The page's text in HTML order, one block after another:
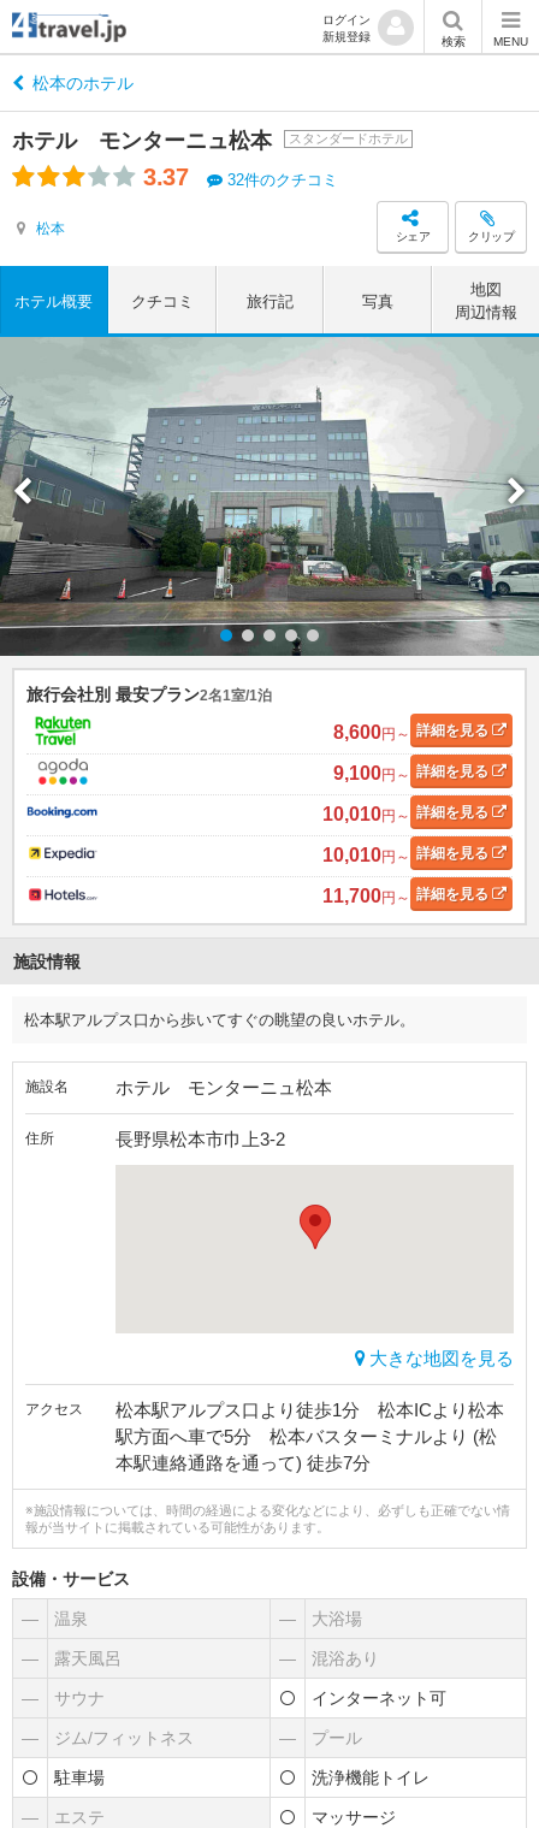
ログイン
新規登録
検索 MENU
松本のホテル
ホテル モンターニュ松本 スタンダードホテル
3.37 32件のクチコミ
松本 シェア クリップ
ホテル概要 クチコミ 旅行記 写真
地図
周辺情報
旅行会社別 最安プラン2名1室/1泊
8,600円～ 詳細を見る
9,100円～ 詳細を見る
10,010円～ 詳細を見る
10,010円～ 詳細を見る
11,700円～ 詳細を見る
施設情報
松本駅アルプス口から歩いてすぐの眺望の良いホテル。
施設名 ホテル モンターニュ松本
住所 長野県松本市巾上3-2
大きな地図を見る
アクセス
松本駅アルプス口より徒歩1分 松本ICより松本
駅方面へ車で5分 松本バスターミナルより (松
本駅連絡通路を通って) 徒歩7分
※施設情報については、時間の経過による変化などにより、必ずしも正確でない情
報が当サイトに掲載されている可能性があります。
設備・サービス
― 温泉 ― 大浴場
― 露天風呂 ― 混浴あり
― サウナ インターネット可
― ジム/フィットネス ― プール
駐車場 洗浄機能トイレ
― エステ マッサージ